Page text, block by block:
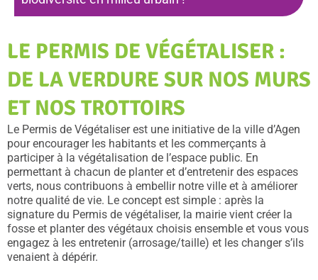
LE PERMIS DE VÉGÉTALISER :
DE LA VERDURE SUR NOS MURS
ET NOS TROTTOIRS
Le Permis de Végétaliser est une initiative de la ville d’Agen
pour encourager les habitants et les commerçants à
participer à la végétalisation de l’espace public. En
permettant à chacun de planter et d’entretenir des espaces
verts, nous contribuons à embellir notre ville et à améliorer
notre qualité de vie. Le concept est simple : après la
signature du Permis de végétaliser, la mairie vient créer la
fosse et planter des végétaux choisis ensemble et vous vous
engagez à les entretenir (arrosage/taille) et les changer s’ils
venaient à dépérir.